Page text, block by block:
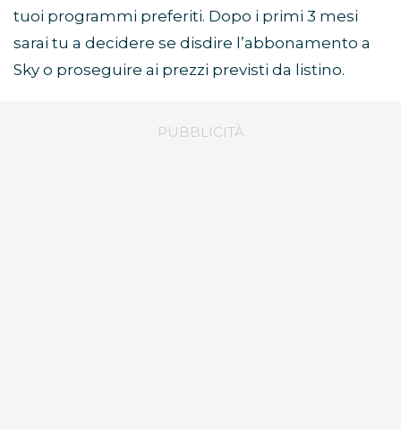
tuoi programmi preferiti. Dopo i primi 3 mesi
sarai tu a decidere se disdire l’abbonamento a
Sky o proseguire ai prezzi previsti da listino.